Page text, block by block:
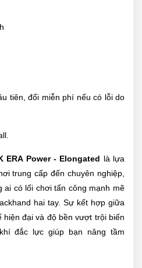
tiên, đổi miễn phí nếu có lỗi do
ERA Power - Elongated là lựa
trung cấp đến chuyên nghiệp,
ai có lối chơi tấn công mạnh mẽ
hai tay. Sự kết hợp giữa
hiện đại và độ bền vượt trội biến
đắc lực giúp bạn nâng tầm